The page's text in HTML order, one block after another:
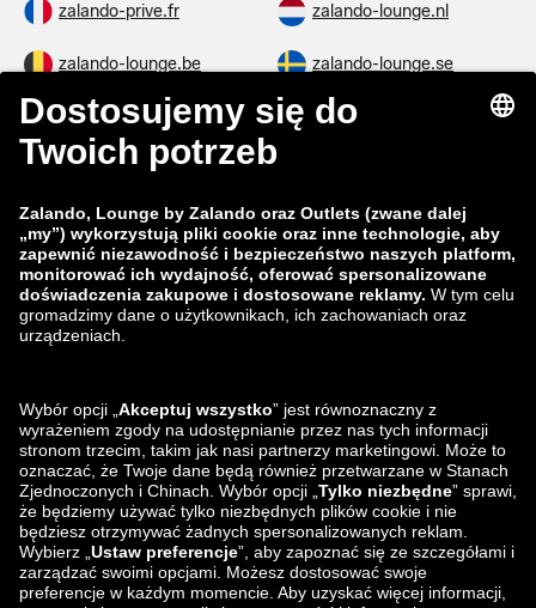
zalando-prive.fr zalando-lounge.nl
zalando-lounge.be zalando-lounge.se
zalando-lounge.fi zalando-lounge.dk
zalando-lounge.co.uk
zalando-prive.es zalando-lounge.cz
zalando-lounge.lt zalando-lounge.sk
zalando-lounge.ro zalando-lounge.hr
zalando-lounge.lu zalando-lounge.ee
zalando-lounge.lv zalando-lounge.no
Znajdziesz nas